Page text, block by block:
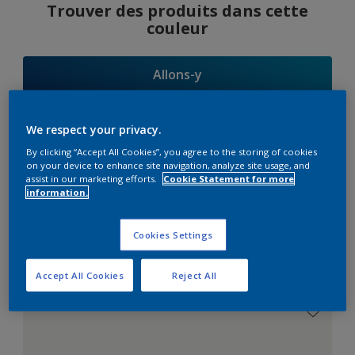
Trouver des produits dans cette
couleur
Allons-y
Suggestions
d'Harmonies
Le Blanc Parfait
We respect your privacy.
By clicking “Accept All Cookies”, you agree to the storing of cookies
on your device to enhance site navigation, analyze site usage, and
assist in our marketing efforts.
Cookie Statement for more
information.
Cookies Settings
Reject All
Accept All Cookies